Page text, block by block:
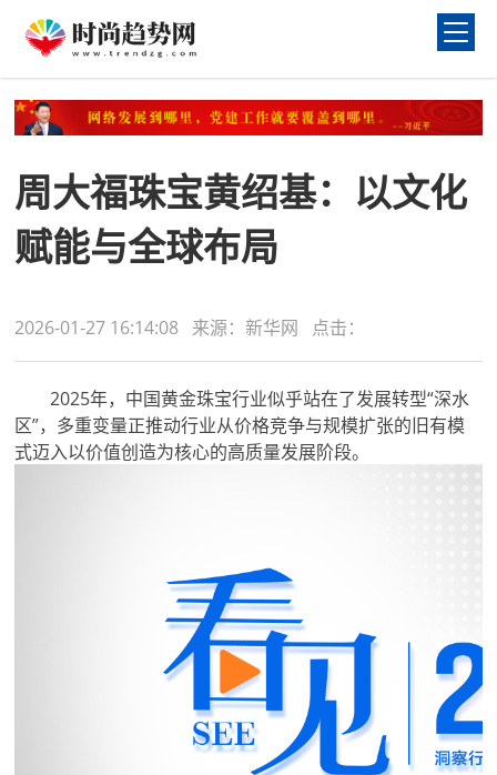
周大福珠宝黄绍基：以文化
赋能与全球布局
2026-01-27 16:14:08 来源：新华网 点击：
2025年，中国黄金珠宝行业似乎站在了发展转型“深水
区”，多重变量正推动行业从价格竞争与规模扩张的旧有模
式迈入以价值创造为核心的高质量发展阶段。